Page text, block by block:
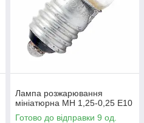
Лампа розжарювання
мініатюрна МН 1,25-0,25 Е10
Готово до відправки 9 од.